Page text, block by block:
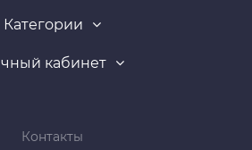
Категории
кабинет
Контакты